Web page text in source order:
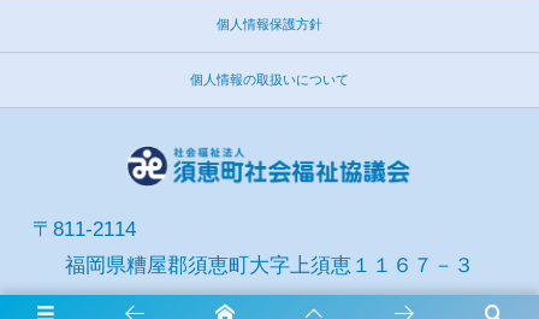
個人情報保護方針
個人情報の取扱いについて
〒811-2114
福岡県糟屋郡須恵町大字上須恵１１６７－３